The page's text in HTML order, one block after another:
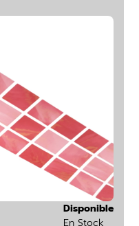
Disponible
En Stock